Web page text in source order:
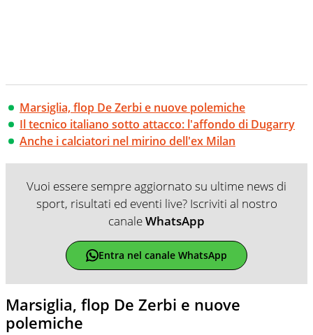
Marsiglia, flop De Zerbi e nuove polemiche
Il tecnico italiano sotto attacco: l'affondo di Dugarry
Anche i calciatori nel mirino dell'ex Milan
Vuoi essere sempre aggiornato su ultime news di
sport, risultati ed eventi live? Iscriviti al nostro
canaleWhatsApp
Entra nel canale WhatsApp
Marsiglia, flop De Zerbi e nuove
polemiche